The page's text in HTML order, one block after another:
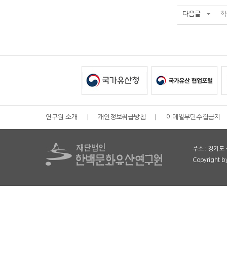
다음글
연구원 소개 개인정보취급방침 이메일무단수집금지
주소 : 경기
Copyright